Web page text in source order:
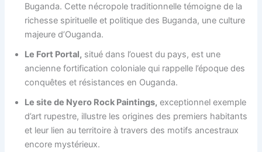
Buganda. Cette nécropole traditionnelle témoigne de la
richesse spirituelle et politique des Buganda, une culture
majeure d’Ouganda.
Le Fort Portal, situé dans l’ouest du pays, est une
ancienne fortification coloniale qui rappelle l’époque des
conquêtes et résistances en Ouganda.
Le site de Nyero Rock Paintings, exceptionnel exemple
d’art rupestre, illustre les origines des premiers habitants
et leur lien au territoire à travers des motifs ancestraux
encore mystérieux.